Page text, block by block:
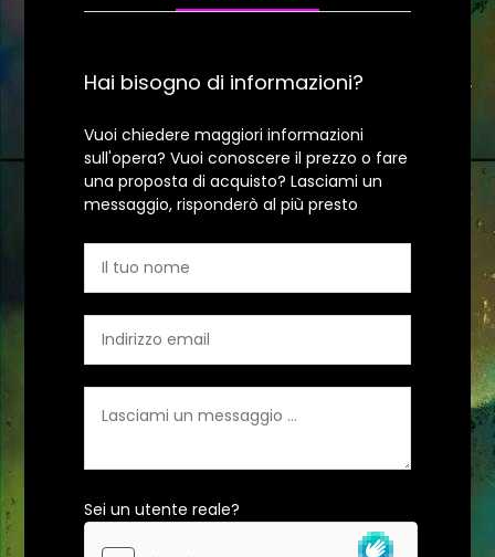
Hai bisogno di informazioni?
Vuoi chiedere maggiori informazioni
sull'opera? Vuoi conoscere il prezzo o fare
una proposta di acquisto? Lasciami un
messaggio, risponderò al più presto
Sei un utente reale?